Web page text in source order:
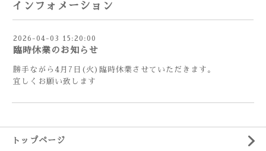
インフォメーション
2026-04-03 15:20:00
臨時休業のお知らせ
勝手ながら4月7日(火)臨時休業させていただきます。
宜しくお願い致します
トップページ